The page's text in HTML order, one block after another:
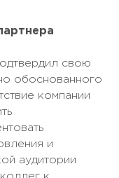
свою
обоснованного
компании
и
аудитории